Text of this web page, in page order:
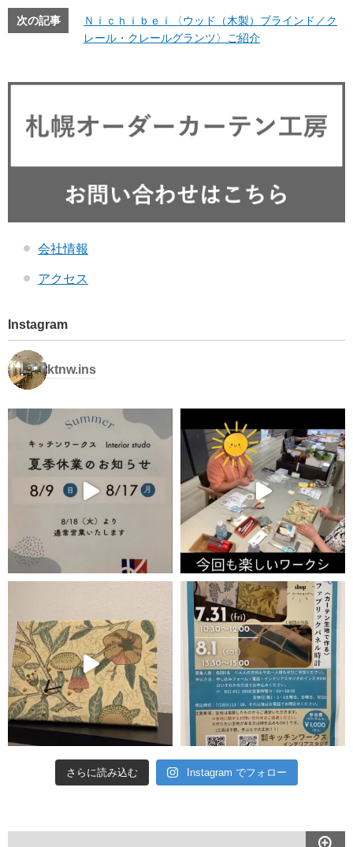
次の記事
Ｎｉｃｈｉｂｅｉ〈ウッド（木製）ブラインド／ク
レール・クレールグランツ〉ご紹介
会社情報
アクセス
Instagram
ktnw.ins
さらに読み込む Instagram でフォロー